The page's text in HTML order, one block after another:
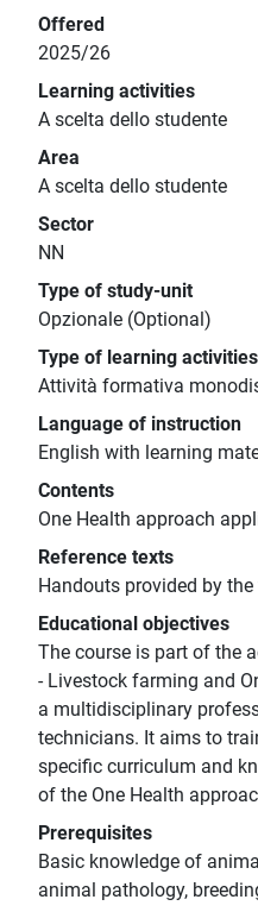
Offered
2025/26
Learning activities
A scelta dello studente
Area
A scelta dello studente
Sector
NN
Type of study-unit
Opzionale (Optional)
Type of learning activities
Attività formativa
Language of instruction
English with learning
Contents
One Health approach
Reference texts
Handouts provided by
Educational objectives
The course is part of the
- Livestock farming and
a multidisciplinary
technicians. It aims to
specific curriculum and
of the One Health
Prerequisites
Basic knowledge of
animal pathology,